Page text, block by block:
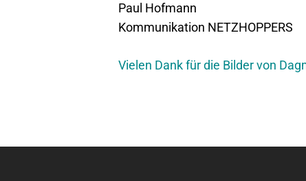
Paul Hofmann
Kommunikation NETZHOPPERS
Vielen Dank für die Bilder von